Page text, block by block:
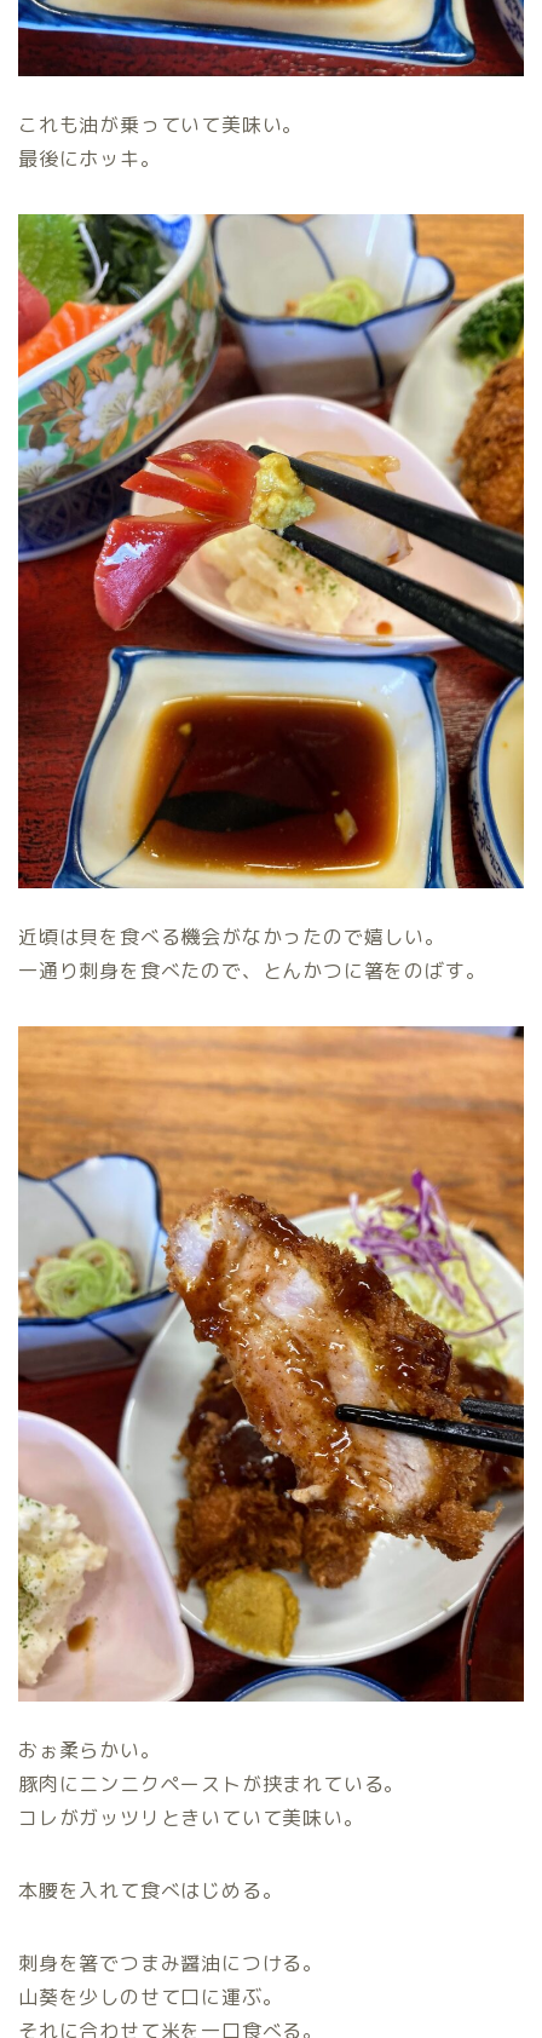
これも油が乗っていて美味い。
最後にホッキ。
近頃は貝を食べる機会がなかったので嬉しい。
一通り刺身を食べたので、とんかつに箸をのばす。
おぉ柔らかい。
豚肉にニンニクペーストが挟まれている。
コレがガッツリときいていて美味い。
本腰を入れて食べはじめる。
刺身を箸でつまみ醤油につける。
山葵を少しのせて口に運ぶ。
それに合わせて米を一口食べる。